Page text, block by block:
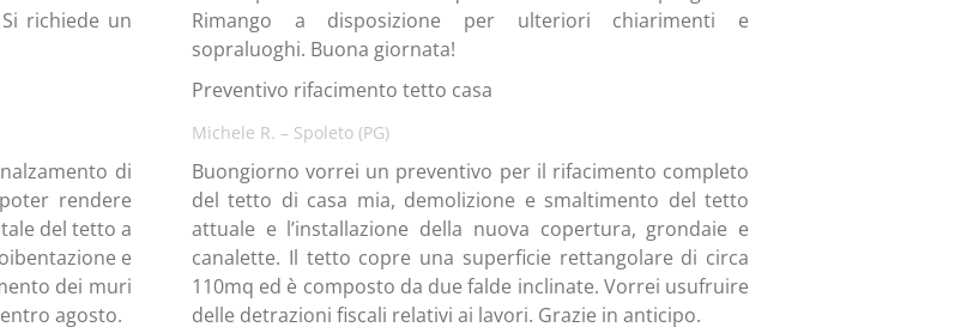
richiede un
Rimango a disposizione per ulteriori chiarimenti e
sopraluoghi. Buona giornata!
Preventivo rifacimento tetto casa
Michele R. – Spoleto (PG)
di
rendere
del tetto a
e
dei muri
agosto.
Buongiorno vorrei un preventivo per il rifacimento completo
del tetto di casa mia, demolizione e smaltimento del tetto
attuale e l’installazione della nuova copertura, grondaie e
canalette. Il tetto copre una superficie rettangolare di circa
110mq ed è composto da due falde inclinate. Vorrei usufruire
delle detrazioni fiscali relativi ai lavori. Grazie in anticipo.